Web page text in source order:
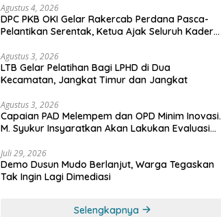
Agustus 4, 2026
DPC PKB OKI Gelar Rakercab Perdana Pasca-
Pelantikan Serentak, Ketua Ajak Seluruh Kader
Agustus 3, 2026
LTB Gelar Pelatihan Bagi LPHD di Dua
Kecamatan, Jangkat Timur dan Jangkat
Agustus 3, 2026
Capaian PAD Melempem dan OPD Minim Inovasi.
M. Syukur Insyaratkan Akan Lakukan Evaluasi
Juli 29, 2026
Demo Dusun Mudo Berlanjut, Warga Tegaskan
Tak Ingin Lagi Dimediasi
Selengkapnya